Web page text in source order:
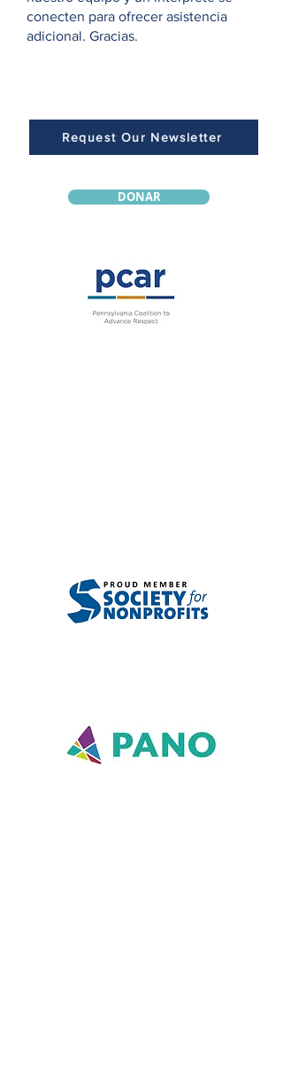
conecten para ofrecer asistencia
adicional. Gracias.
Request Our Newsletter
DONAR